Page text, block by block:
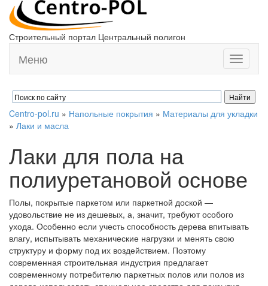
Строительный портал Центральный полигон
Toggle
Меню
Centro-pol.ru » Напольные покрытия » Материалы для укладки
» Лаки и масла
Лаки для пола на
полиуретановой основе
Полы, покрытые паркетом или паркетной доской —
удовольствие не из дешевых, а, значит, требуют особого
ухода. Особенно если учесть способность дерева впитывать
влагу, испытывать механические нагрузки и менять свою
структуру и форму под их воздействием. Поэтому
современная строительная индустрия предлагает
современному потребителю паркетных полов или полов из